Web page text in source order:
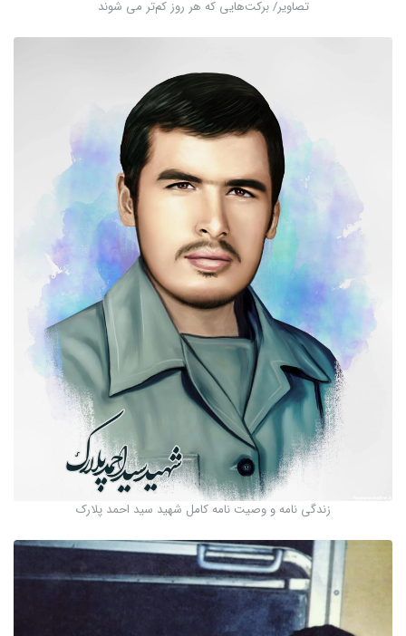
تصاویر/ برکت‌هایی که هر روز کم‌تر می شوند
زندگی نامه و وصیت نامه کامل شهید سید احمد پلارک